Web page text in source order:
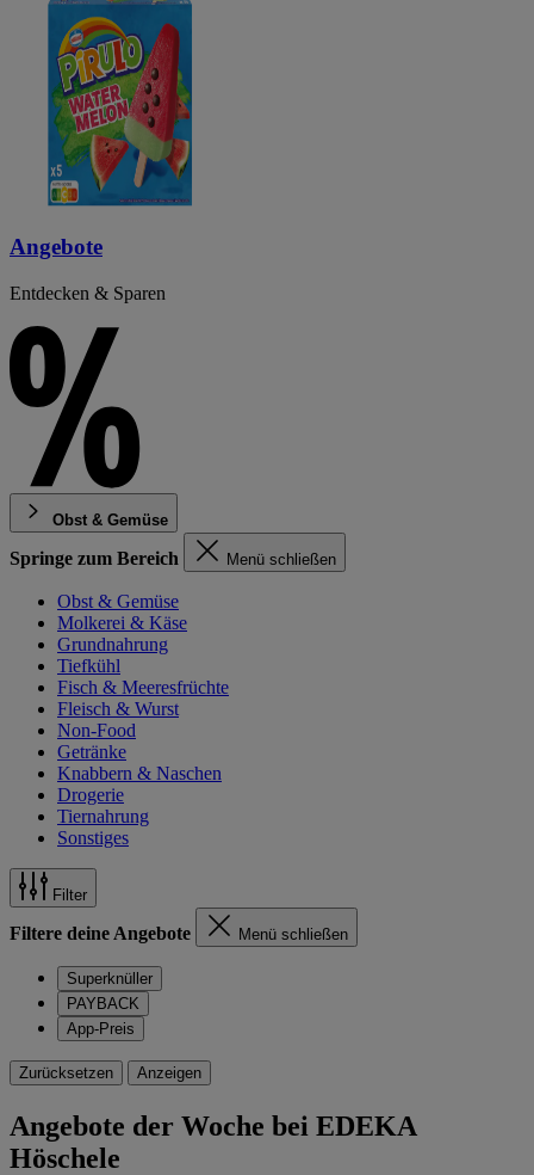
Angebote
Entdecken & Sparen
Obst & Gemüse
Springe zum Bereich Menü schließen
Obst & Gemüse
Molkerei & Käse
Grundnahrung
Tiefkühl
Fisch & Meeresfrüchte
Fleisch & Wurst
Non-Food
Getränke
Knabbern & Naschen
Drogerie
Tiernahrung
Sonstiges
Filter
Filtere deine Angebote Menü schließen
Superknüller
PAYBACK
App-Preis
Zurücksetzen Anzeigen
Angebote der Woche bei EDEKA
Höschele